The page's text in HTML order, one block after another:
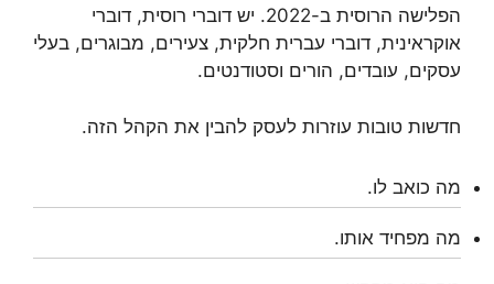
הפלישה הרוסית ב-2022. יש דוברי רוסית, דוברי
אוקראינית, דוברי עברית חלקית, צעירים, מבוגרים, בעלי
עסקים, עובדים, הורים וסטודנטים.
חדשות טובות עוזרות לעסק להבין את הקהל הזה.
מה כואב לו.
מה מפחיד אותו.